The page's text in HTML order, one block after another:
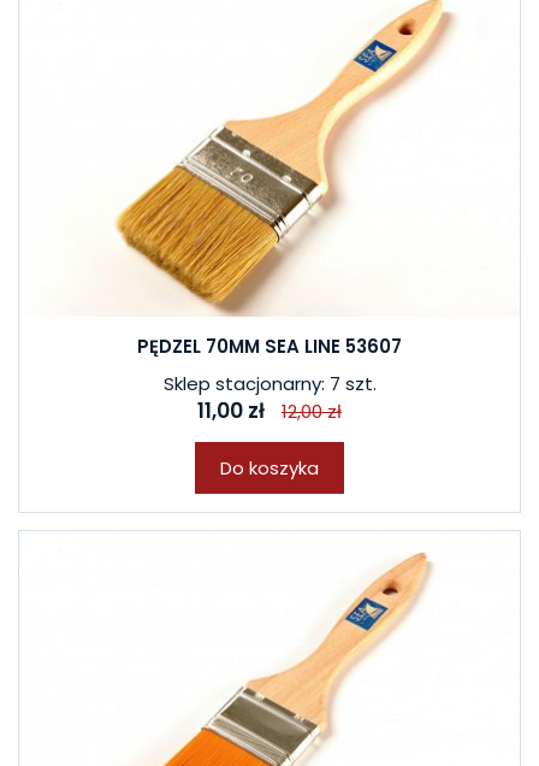
PĘDZEL 70MM SEA LINE 53607
Sklep stacjonarny: 7 szt.
11,00 zł 12,00 zł
Do koszyka